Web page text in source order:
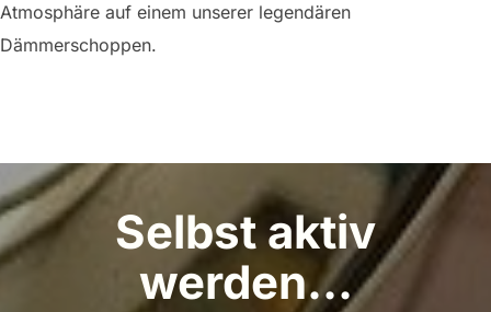
Atmosphäre auf einem unserer legendären
Dämmerschoppen.
Selbst aktiv
werden…